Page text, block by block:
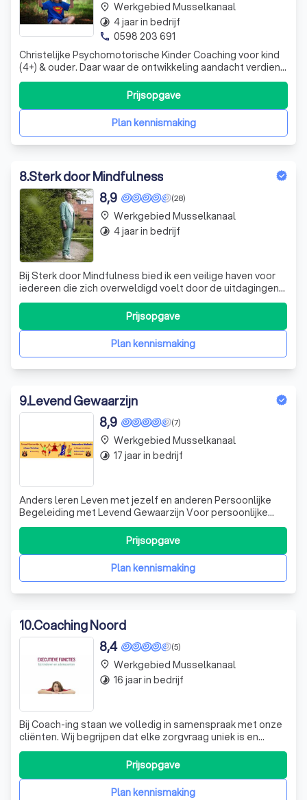
Christelijke Psychomotorische Kinder Coaching voor kind
(4+) & ouder. Daar waar de ontwikkeling aandacht verdient.
Jullie gezin in balans! Low budget, laagdrempelig & zo kort
Plan kennismaking
Prijsopgave
place Werkgebied Musselkanaal
timelapse 4 jaar in bedrijf
phone 0598 203 691
8.Sterk door Mindfulness
(28)
8,9
Bij Sterk door Mindfulness bied ik een veilige haven voor
iedereen die zich overweldigd voelt door de uitdagingen
van het leven. Of je nu vastloopt in je doelen, worstelt met
burn-out of simpelweg behoefte hebt aan begeleiding,
samen ontdekken we jouw unieke mogelijkheden om
oplossingen te vinden. MPlan kennismaking
Prijsopgave
place Werkgebied Musselkanaal
timelapse 4 jaar in bedrijf
9.Levend Gewaarzijn
(7)
8,9
Anders leren Leven met jezelf en anderen Persoonlijke
Begeleiding met Levend Gewaarzijn Voor persoonlijke
begeleiding hoef je geen workshop te hebben gedaan. Dit
kan persoonlijk bij mij aan huis, via de webcam of telefoon.
Ook is het mogelijk om op verzoek een lange wandeling te
Plan kennismaking
Prijsopgave
place Werkgebied Musselkanaal
timelapse 17 jaar in bedrijf
10.Coaching Noord
(5)
8,4
Bij Coach-ing staan we volledig in samenspraak met onze
cliënten. Wij begrijpen dat elke zorgvraag uniek is en
daarom schakelen we, indien nodig, zorgaanbieders in
diverse richtingen in om de best mogelijke ondersteuning
te bieden. Onze expertise ligt in het omgaan met het hele
autistische spectrum,Plan kennismaking
Prijsopgave
place Werkgebied Musselkanaal
timelapse 16 jaar in bedrijf